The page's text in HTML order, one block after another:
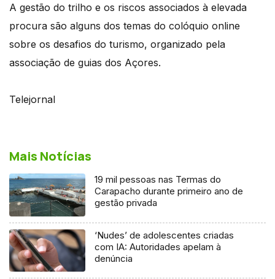
A gestão do trilho e os riscos associados à elevada
procura são alguns dos temas do colóquio online
sobre os desafios do turismo, organizado pela
associação de guias dos Açores.
Telejornal
Mais Notícias
19 mil pessoas nas Termas do
Carapacho durante primeiro ano de
gestão privada
‘Nudes’ de adolescentes criadas
com IA: Autoridades apelam à
denúncia